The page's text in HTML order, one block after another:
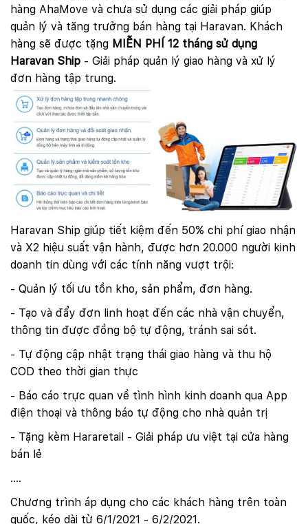
hàng AhaMove và chưa sử dụng các giải pháp giúp
quản lý và tăng trưởng bán hàng tại Haravan. Khách
hàng sẽ được tặng MIỄN PHÍ 12 tháng sử dụng
Haravan Ship - Giải pháp quản lý giao hàng và xử lý
đơn hàng tập trung.
Haravan Ship giúp tiết kiệm đến 50% chi phí giao nhận
và X2 hiệu suất vận hành, được hơn 20.000 người kinh
doanh tin dùng với các tính năng vượt trội:
- Quản lý tối ưu tồn kho, sản phẩm, đơn hàng.
- Tạo và đẩy đơn linh hoạt đến các nhà vận chuyển,
thông tin được đồng bộ tự động, tránh sai sót.
- Tự động cập nhật trạng thái giao hàng và thu hộ
COD theo thời gian thực
- Báo cáo trực quan về tình hình kinh doanh qua App
điện thoại và thông báo tự động cho nhà quản trị
- Tặng kèm Hararetail - Giải pháp ưu việt tại cửa hàng
bán lẻ
….
Chương trình áp dụng cho các khách hàng trên toàn
quốc, kéo dài từ 6/1/2021 - 6/2/2021.